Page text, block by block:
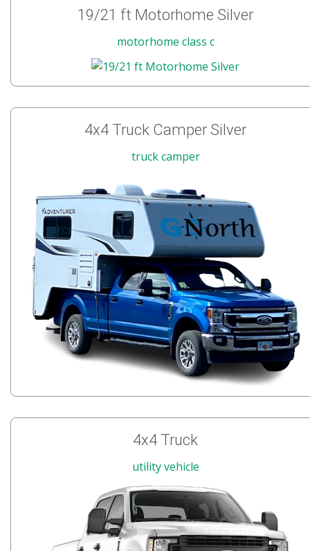
19/21 ft Motorhome Silver
motorhome class c
4x4 Truck Camper Silver
truck camper
4x4 Truck
utility vehicle